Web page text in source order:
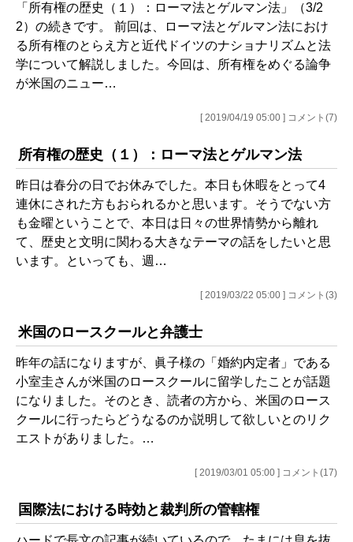
「所有権の歴史（１）：ローマ法とゲルマン法」（3/2
2）の続きです。 前回は、ローマ法とゲルマン法におけ
る所有権のとらえ方と近代ドイツのナショナリズムと法
学について解説しました。今回は、所有権をめぐる論争
が米国のニュー…
[ 2019/04/19 05:00 ] コメント(7)
所有権の歴史（１）：ローマ法とゲルマン法
昨日は春分の日でお休みでした。本日も休暇をとって4
連休にされた方もおられるかと思います。そうでない方
も金曜ということで、本日は日々の世界情勢から離れ
て、歴史と文明に関わる大きなテーマの話をしたいと思
います。といっても、週…
[ 2019/03/22 05:00 ] コメント(3)
米国のロースクールと弁護士
昨年の話になりますが、眞子様の「婚約内定者」である
小室圭さんが米国のロースクールに留学したことが話題
になりました。そのとき、読者の方から、米国のロース
クールに行ったらどうなるのか説明して欲しいとのリク
エストがありました。…
[ 2019/03/01 05:00 ] コメント(17)
国際法における時効と裁判所の管轄権